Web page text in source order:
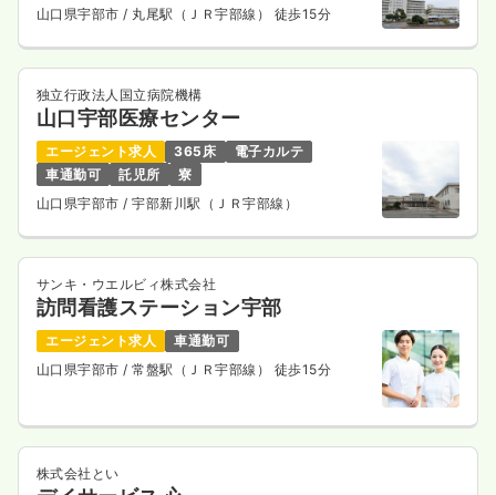
山口県宇部市 / 丸尾駅（ＪＲ宇部線） 徒歩15分
独立行政法人国立病院機構
山口宇部医療センター
エージェント求人 365床
電子カルテ
車通勤可
託児所
寮
山口県宇部市 / 宇部新川駅（ＪＲ宇部線）
サンキ・ウエルビィ株式会社
訪問看護ステーション宇部
エージェント求人
車通勤可
山口県宇部市/ 常盤駅（ＪＲ宇部線） 徒歩15分
株式会社とい